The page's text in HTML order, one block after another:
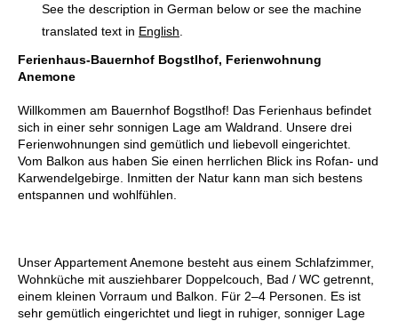
See the description in German below or see the machine
translated text in English
Ferienhaus-Bauernhof Bogstlhof, Ferienwohnung
Anemone
Willkommen am Bauernhof Bogstlhof! Das Ferienhaus befindet
sich in einer sehr sonnigen Lage am Waldrand. Unsere drei
Ferienwohnungen sind gemütlich und liebevoll eingerichtet.
Vom Balkon aus haben Sie einen herrlichen Blick ins Rofan- und
Karwendelgebirge. Inmitten der Natur kann man sich bestens
entspannen und wohlfühlen.
Unser Appartement Anemone besteht aus einem Schlafzimmer,
Wohnküche mit ausziehbarer Doppelcouch, Bad / WC getrennt,
einem kleinen Vorraum und Balkon. Für 2–4 Personen. Es ist
sehr gemütlich eingerichtet und liegt in ruhiger, sonniger Lage